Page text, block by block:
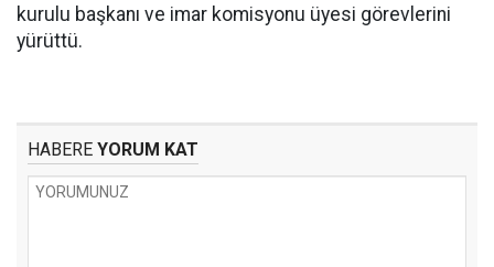
kurulu başkanı ve imar komisyonu üyesi görevlerini
yürüttü.
HABERE YORUM KAT